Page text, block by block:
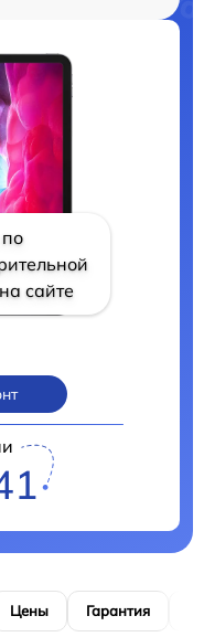
сайте
Цены Гарантия